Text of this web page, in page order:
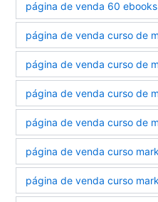
página de venda 60
página de venda curso de
página de venda curso de
página de venda curso de
página de venda curso de
página de venda curso
página de venda curso